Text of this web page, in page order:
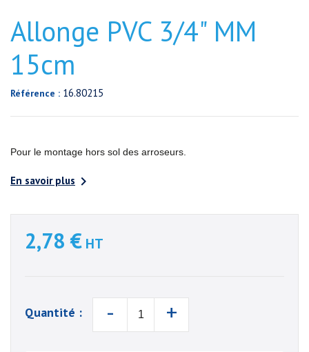
Allonge PVC 3/4" MM
15cm
Référence : 16.80215
Pour le montage hors sol des arroseurs.
En savoir plus 
2,78 € HT
Quantité : - +